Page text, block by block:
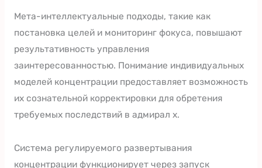
Мета-интеллектуальные подходы, такие как
постановка целей и мониторинг фокуса, повышают
результативность управления
заинтересованностью. Понимание индивидуальных
моделей концентрации предоставляет возможность
их сознательной корректировки для обретения
требуемых последствий в адмирал х.
Система регулируемого развертывания
концентрации функционирует через запуск